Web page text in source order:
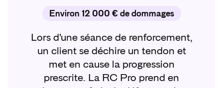
Environ 12 000 € de dommages
Lors d'une séance de renforcement,
un client se déchire un tendon et
met en cause la progression
prescrite. La RC Pro prend en